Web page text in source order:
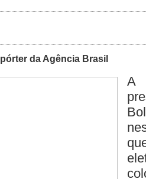
da Agência Brasil
A